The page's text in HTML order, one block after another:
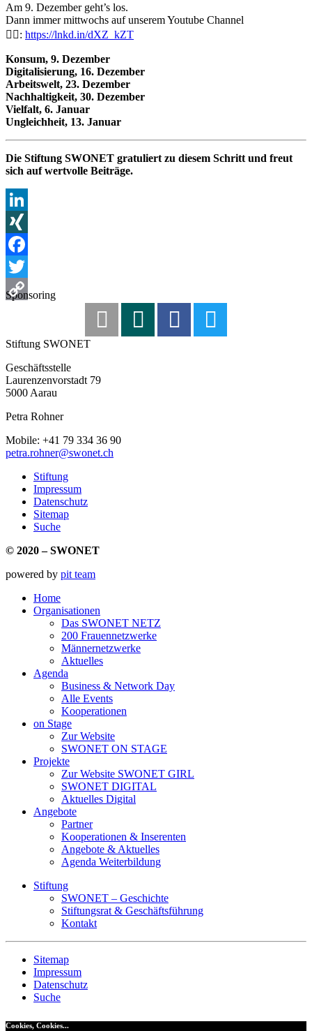
Am 9. Dezember geht’s los.
Dann immer mittwochs auf unserem Youtube Channel
👉🏽: https://lnkd.in/dXZ_kZT
Konsum, 9. Dezember
Digitalisierung, 16. Dezember
Arbeitswelt, 23. Dezember
Nachhaltigkeit, 30. Dezember
Vielfalt, 6. Januar
Ungleichheit, 13. Januar
Die Stiftung SWONET gratuliert zu diesem Schritt und freut
sich auf wertvolle Beiträge.
LinkedIn
XING
Facebook
Twitter
Sponsoring
Stiftung SWONET
Geschäftsstelle
Laurenzenvorstadt 79
5000 Aarau
Petra Rohner
Mobile: +41 79 334 36 90
petra.rohner@swonet.ch
Stiftung
Impressum
Datenschutz
Sitemap
Suche
© 2020 – SWONET
powered by pit team
Home
Organisationen
Das SWONET NETZ
200 Frauen­netzwerke
Männernetzwerke
Aktuelles
Agenda
Business & Network Day
Alle Events
Kooperationen
on Stage
Zur Website
SWONET ON STAGE
Projekte
Zur Website SWONET GIRL
SWONET DIGITAL
Aktuelles Digital
Angebote
Partner
Kooperationen & Inserenten
Angebote & Aktuelles
Agenda Weiterbildung
Stiftung
SWONET – Geschichte
Stiftungsrat & Geschäftsführung
Kontakt
Sitemap
Impressum
Datenschutz
Suche
Cookies, Cookies...